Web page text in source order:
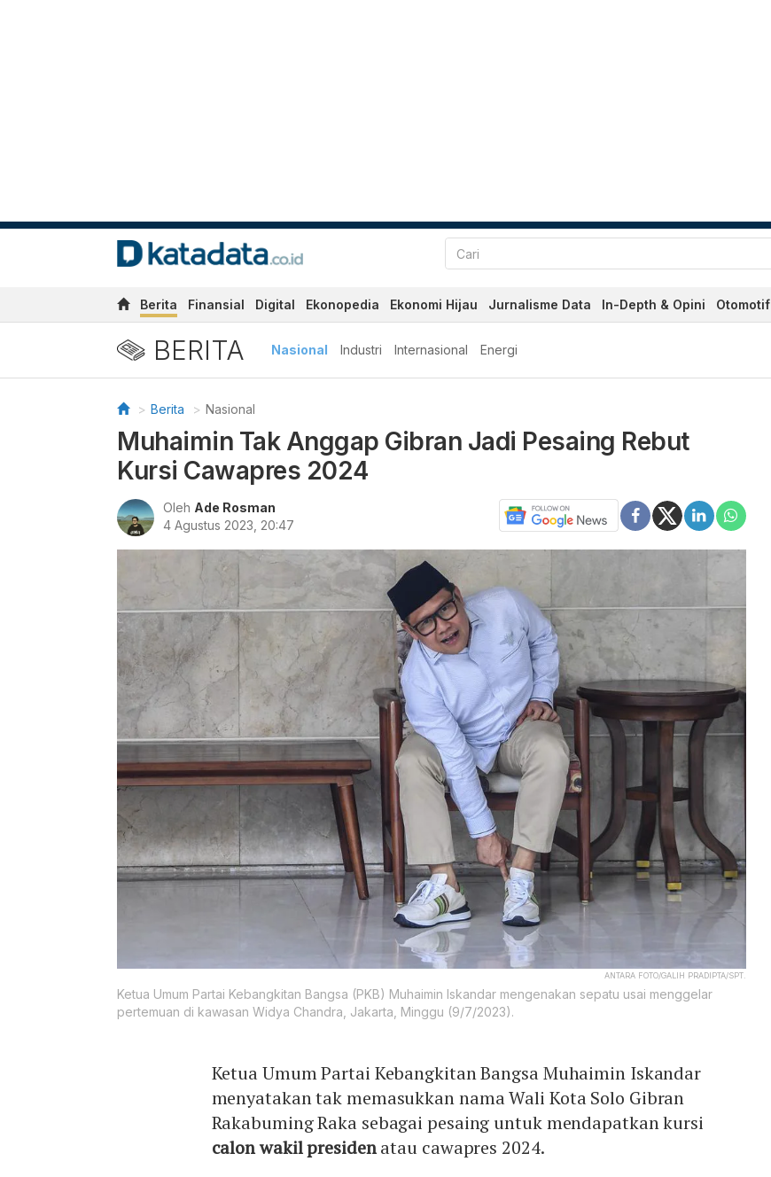
Berita Finansial Digital Ekonopedia Ekonomi Hijau Jurnalisme Data In-Depth & Opini Otomotif
BERITA Nasional Industri Internasional Energi
Berita Nasional
Muhaimin Tak Anggap Gibran Jadi Pesaing Rebut
Kursi Cawapres 2024
Oleh Ade Rosman
4 Agustus 2023, 20:47
ANTARA FOTO/GALIH PRADIPTA/SPT.
Ketua Umum Partai Kebangkitan Bangsa (PKB) Muhaimin Iskandar mengenakan sepatu usai menggelar
pertemuan di kawasan Widya Chandra, Jakarta, Minggu (9/7/2023).
Ketua Umum Partai Kebangkitan Bangsa Muhaimin Iskandar
menyatakan tak memasukkan nama Wali Kota Solo Gibran
Rakabuming Raka sebagai pesaing untuk mendapatkan kursi
calon wakil presidenatau cawapres 2024.